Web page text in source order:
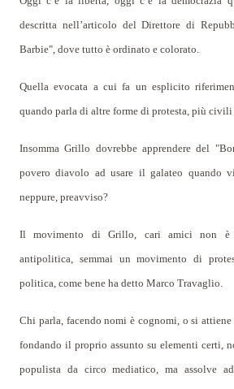
descritta nell’articolo del Direttore di
Barbie", dove tutto è ordinato e colorato.
Quella evocata a cui fa un esplicito
quando parla di altre forme di protesta, più civili
Insomma Grillo dovrebbe apprendere del
povero diavolo ad usare il galateo quando
neppure, preavviso?
Il movimento di Grillo, cari amici non è
antipolitica, semmai un movimento di
politica, come bene ha detto Marco Travaglio.
Chi parla, facendo nomi è cognomi, o si
fondando il proprio assunto su elementi certi,
populista da circo mediatico, ma assolve